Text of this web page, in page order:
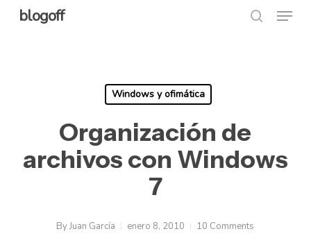
Skipblogoff Menu
Windows y ofimática
Organización de
archivos con Windows
7
ByJuan García enero 8, 2010 10 Comments